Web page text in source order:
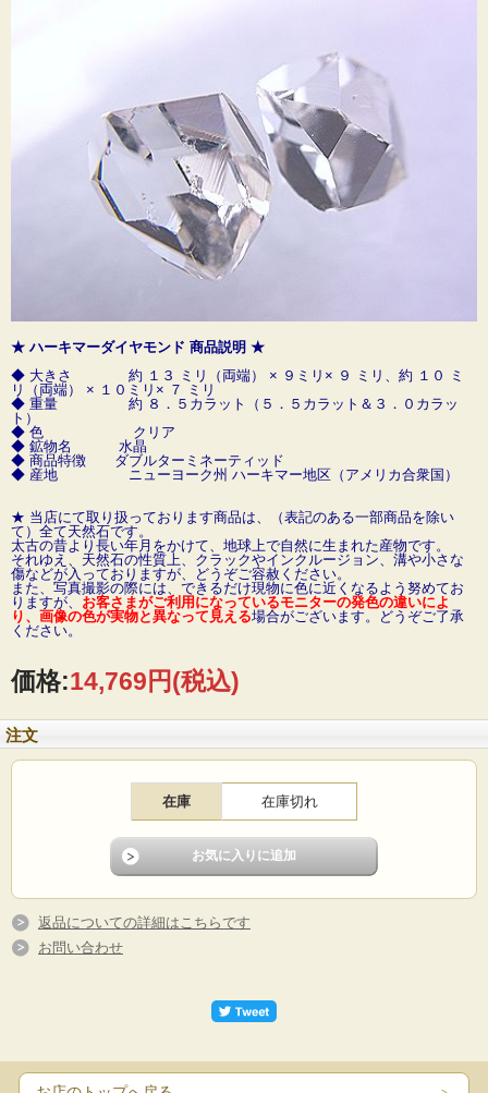
★ ハーキマーダイヤモンド 商品説明 ★
◆ 大きさ 約 １３ ミリ（両端） × ９ミリ× ９ ミリ、約 １０ ミ
リ（両端） × １０ミリ× ７ ミリ
◆ 重量 約 ８．５カラット（５．５カラット＆３．０カラッ
ト）
◆ 色 クリア
◆ 鉱物名 水晶
◆ 商品特徴 ダブルターミネーティッド
◆ 産地 ニューヨーク州 ハーキマー地区（アメリカ合衆国）
★ 当店にて取り扱っております商品は、（表記のある一部商品を除い
て）全て天然石です。
太古の昔より長い年月をかけて、地球上で自然に生まれた産物です。
それゆえ、天然石の性質上、クラックやインクルージョン、溝や小さな
傷などが入っておりますが、どうぞご容赦ください。
また、写真撮影の際には、できるだけ現物に色に近くなるよう努めてお
りますが、 お客さまがご利用になっているモニターの発色の違いによ
り、画像の色が実物と異なって見える場合がございます。どうぞご了承
ください。
価格:14,769円(税込)
注文
在庫 在庫切れ
返品についての詳細はこちらです
お問い合わせ